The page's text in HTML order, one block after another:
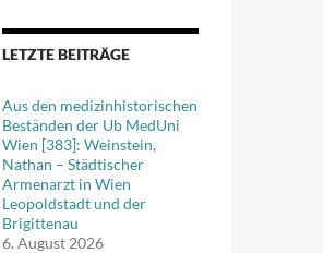
LETZTE BEITRÄGE
Aus den medizinhistorischen
Beständen der Ub MedUni
Wien [383]: Weinstein,
Nathan – Städtischer
Armenarzt in Wien
Leopoldstadt und der
Brigittenau
6. August 2026